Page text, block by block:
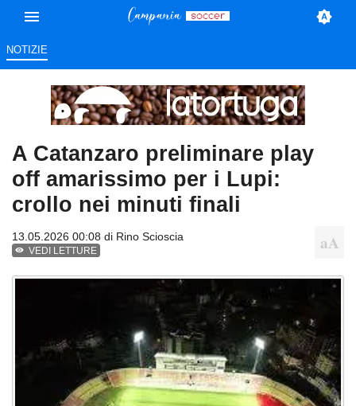
NOTIZIE
A Catanzaro preliminare play
off amarissimo per i Lupi:
crollo nei minuti finali
13.05.2026 00:08 di Rino Scioscia
VEDI LETTURE